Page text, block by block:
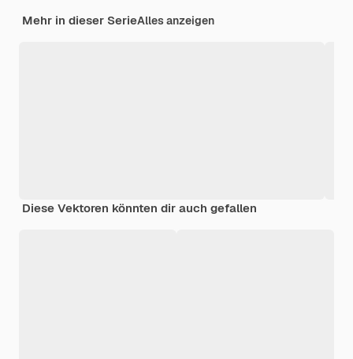
Mehr in dieser SerieAlles anzeigen
Diese Vektoren könnten dir auch gefallen